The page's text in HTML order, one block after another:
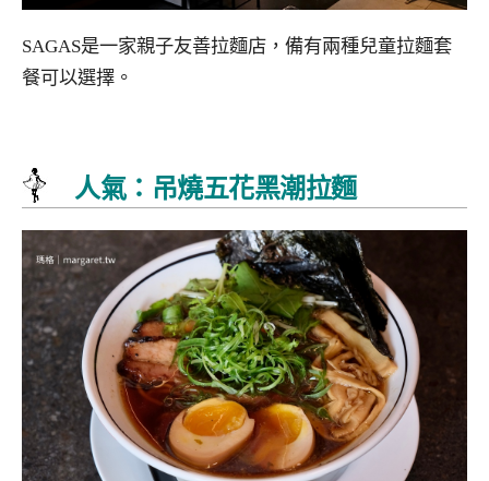
SAGAS是一家親子友善拉麵店，備有兩種兒童拉麵套
餐可以選擇。
人氣：吊燒五花黑潮拉麵